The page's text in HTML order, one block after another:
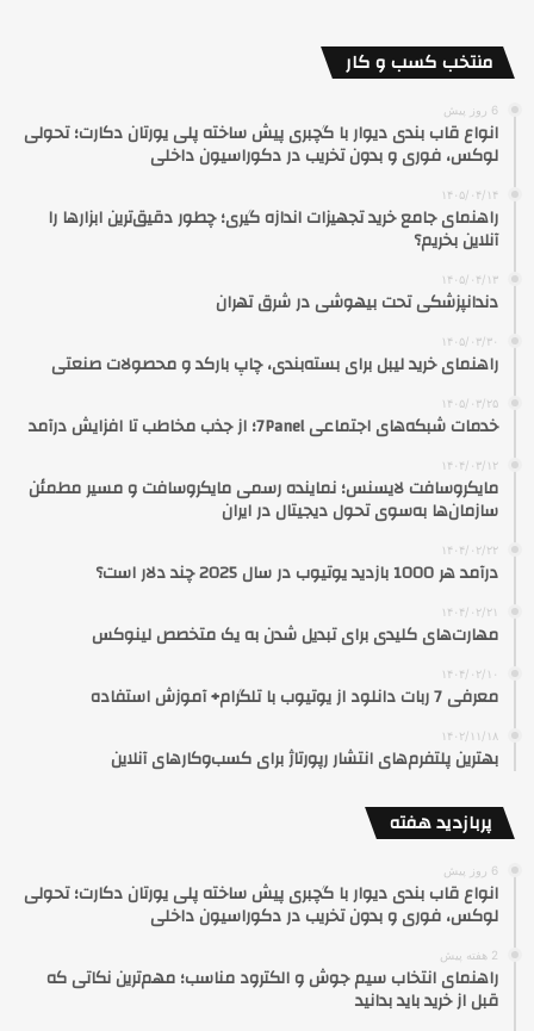
منتخب کسب و کار
6 روز پیش
انواع قاب بندی دیوار با گچبری پیش ساخته پلی یورتان دکارت؛ تحولی
لوکس، فوری و بدون تخریب در دکوراسیون داخلی
۱۴۰۵/۰۴/۱۴
راهنمای جامع خرید تجهیزات اندازه گیری؛ چطور دقیق‌ترین ابزارها را
آنلاین بخریم؟
۱۴۰۵/۰۴/۱۳
دندانپزشکی تحت بیهوشی در شرق تهران
۱۴۰۵/۰۳/۳۰
راهنمای خرید لیبل برای بسته‌بندی، چاپ بارکد و محصولات صنعتی
۱۴۰۵/۰۳/۲۵
خدمات شبکه‌های اجتماعی 7Panel؛ از جذب مخاطب تا افزایش درآمد
۱۴۰۴/۰۳/۱۲
مایکروسافت لایسنس؛ نماینده رسمی مایکروسافت و مسیر مطمئن
سازمان‌ها به‌سوی تحول دیجیتال در ایران
۱۴۰۴/۰۲/۲۲
درآمد هر 1000 بازدید یوتیوب در سال 2025 چند دلار است؟
۱۴۰۴/۰۲/۲۱
مهارت‌های کلیدی برای تبدیل شدن به یک متخصص لینوکس
۱۴۰۴/۰۲/۱۰
معرفی 7 ربات دانلود از یوتیوب با تلگرام+ آموزش استفاده
۱۴۰۲/۱۱/۱۸
بهترین پلتفرم‌های انتشار رپورتاژ برای کسب‌وکارهای آنلاین
پربازدید هفته
6 روز پیش
انواع قاب بندی دیوار با گچبری پیش ساخته پلی یورتان دکارت؛ تحولی
لوکس، فوری و بدون تخریب در دکوراسیون داخلی
2 هفته پیش
راهنمای انتخاب سیم جوش و الکترود مناسب؛ مهم‌ترین نکاتی که
قبل از خرید باید بدانید